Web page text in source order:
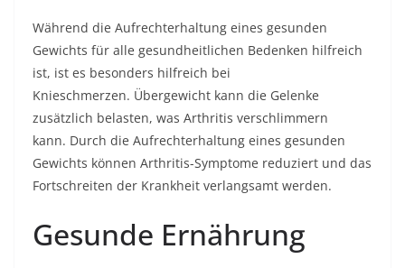
Während die Aufrechterhaltung eines gesunden
Gewichts für alle gesundheitlichen Bedenken hilfreich
ist, ist es besonders hilfreich bei
Knieschmerzen. Übergewicht kann die Gelenke
zusätzlich belasten, was Arthritis verschlimmern
kann. Durch die Aufrechterhaltung eines gesunden
Gewichts können Arthritis-Symptome reduziert und das
Fortschreiten der Krankheit verlangsamt werden.
Gesunde Ernährung